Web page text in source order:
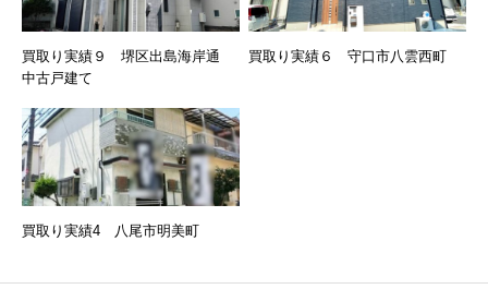
買取り実績９ 堺区出島海岸通
中古戸建て
買取り実績６ 守口市八雲西町
買取り実績4 八尾市明美町